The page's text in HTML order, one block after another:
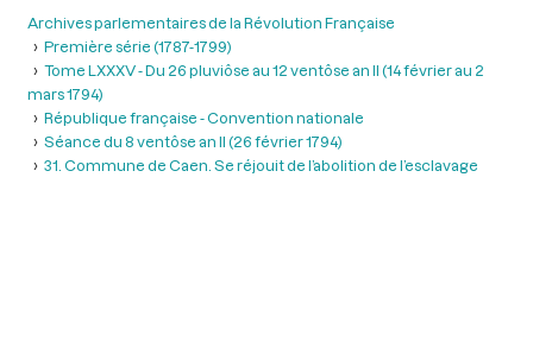
Archives parlementaires de la Révolution Française
Première série (1787-1799)
Tome LXXXV - Du 26 pluviôse au 12 ventôse an II (14 février au 2
mars 1794)
République française - Convention nationale
Séance du 8 ventôse an II (26 février 1794)
31. Commune de Caen. Se réjouit de l’abolition de l’esclavage